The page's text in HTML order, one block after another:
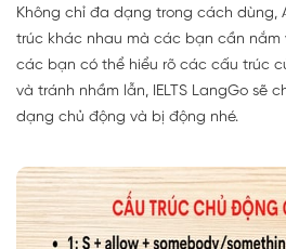
Không chỉ đa dạng trong cách dùng,
trúc khác nhau mà các bạn cần nắm
các bạn có thể hiểu rõ các cấu trúc
và tránh nhầm lẫn, IELTS LangGo sẽ
dạng chủ động và bị động nhé.